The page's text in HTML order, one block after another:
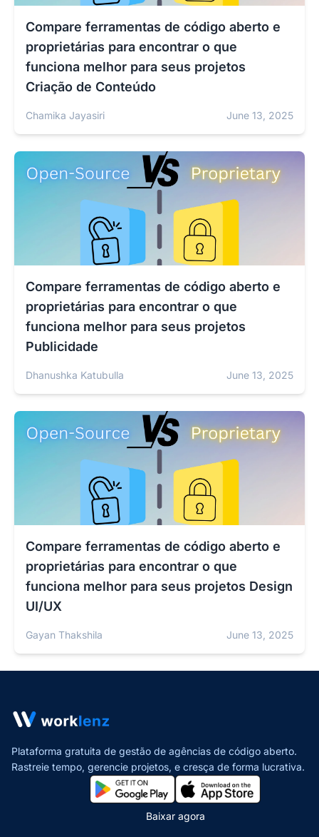
Compare ferramentas de código aberto e
proprietárias para encontrar o que
funciona melhor para seus projetos
Criação de Conteúdo
Chamika Jayasiri June 13, 2025
Compare ferramentas de código aberto e
proprietárias para encontrar o que
funciona melhor para seus projetos
Publicidade
Dhanushka Katubulla June 13, 2025
Compare ferramentas de código aberto e
proprietárias para encontrar o que
funciona melhor para seus projetos Design
UI/UX
Gayan Thakshila June 13, 2025
Plataforma gratuita de gestão de agências de código aberto.
Rastreie tempo, gerencie projetos, e cresça de forma lucrativa.
Baixar agora